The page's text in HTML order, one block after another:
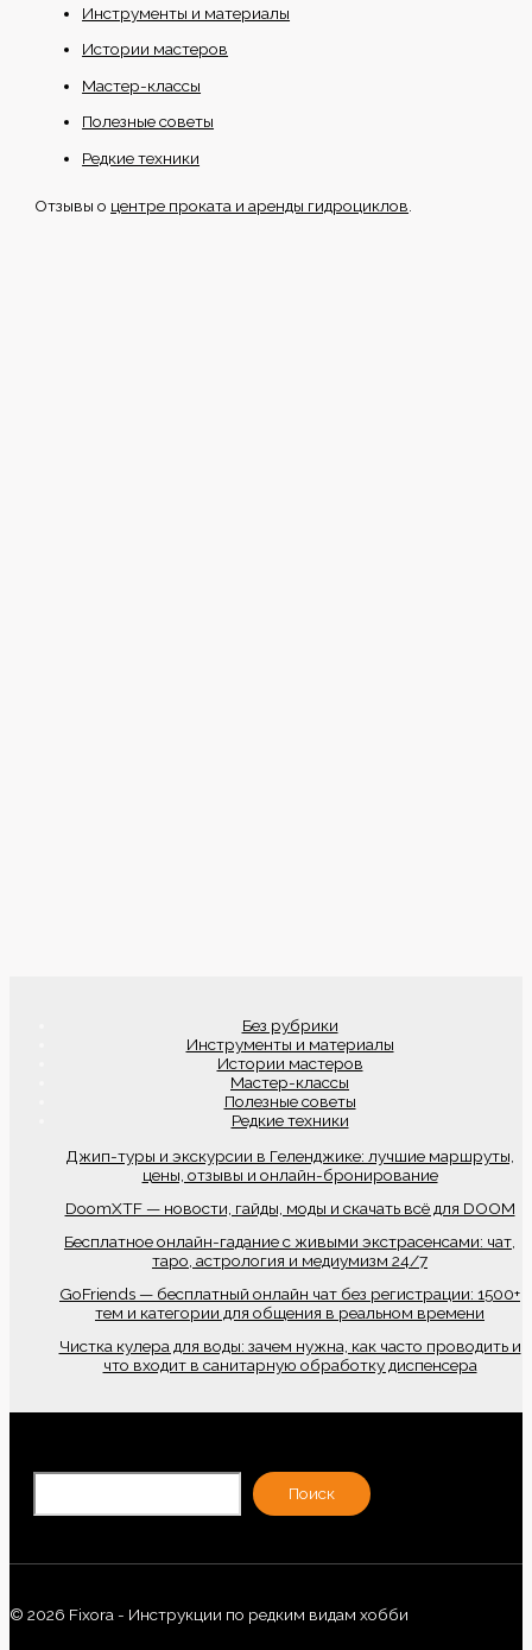
Инструменты и материалы
Истории мастеров
Мастер-классы
Полезные советы
Редкие техники
Отзывы о центре проката и аренды гидроциклов.
Без рубрики
Инструменты и материалы
Истории мастеров
Мастер-классы
Полезные советы
Редкие техники
Джип-туры и экскурсии в Геленджике: лучшие маршруты,
цены, отзывы и онлайн-бронирование
DoomXTF — новости, гайды, моды и скачать всё для DOOM
Бесплатное онлайн-гадание с живыми экстрасенсами: чат,
таро, астрология и медиумизм 24/7
GoFriends — бесплатный онлайн чат без регистрации: 1500+
тем и категории для общения в реальном времени
Чистка кулера для воды: зачем нужна, как часто проводить и
что входит в санитарную обработку диспенсера
Поиск
© 2026 Fixora - Инструкции по редким видам хобби